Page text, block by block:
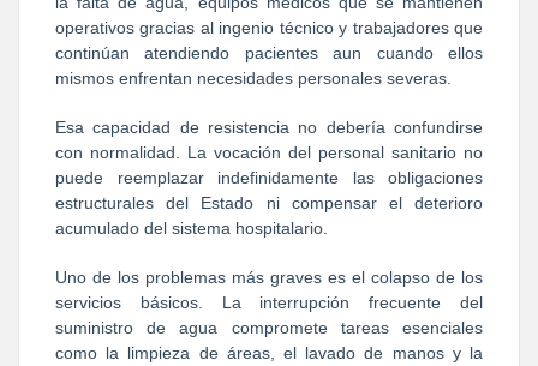
operativos gracias al ingenio técnico y trabajadores que
continúan atendiendo pacientes aun cuando ellos
mismos enfrentan necesidades personales severas.
Esa capacidad de resistencia no debería confundirse
con normalidad. La vocación del personal sanitario no
puede reemplazar indefinidamente las obligaciones
estructurales del Estado ni compensar el deterioro
acumulado del sistema hospitalario.
Uno de los problemas más graves es el colapso de los
servicios básicos. La interrupción frecuente del
suministro de agua compromete tareas esenciales
como la limpieza de áreas, el lavado de manos y la